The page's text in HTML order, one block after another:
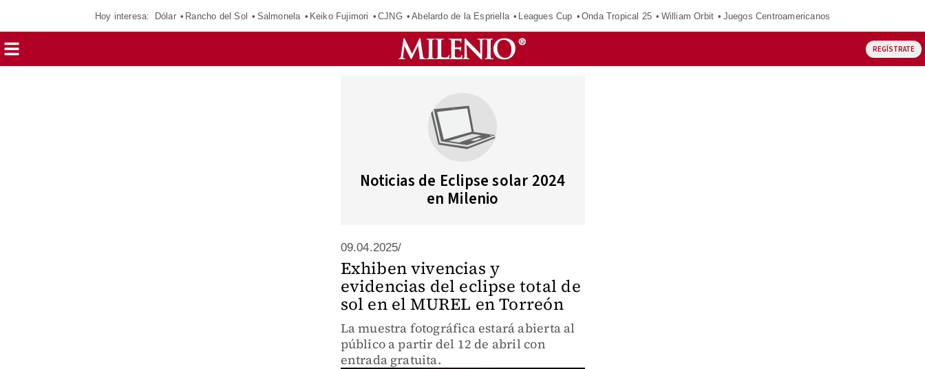
Hoy interesa: Dólar Rancho del Sol Salmonela Keiko Fujimori CJNG Abelardo de la Espriella Leagues Cup Onda Tropical 25 William Orbit Juegos Centroamericanos
REGÍSTRATE
Noticias de Eclipse solar 2024
en Milenio
09.04.2025/
Exhiben vivencias y
evidencias del eclipse total de
sol en el MUREL en Torreón
La muestra fotográfica estará abierta al
público a partir del 12 de abril con
entrada gratuita.